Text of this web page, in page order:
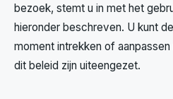
bezoek, stemt u in met het
hieronder beschreven. U kunt
moment intrekken of
dit beleid zijn uiteengezet.